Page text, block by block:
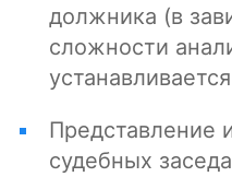
должника (в
сложности
Представление
судебных